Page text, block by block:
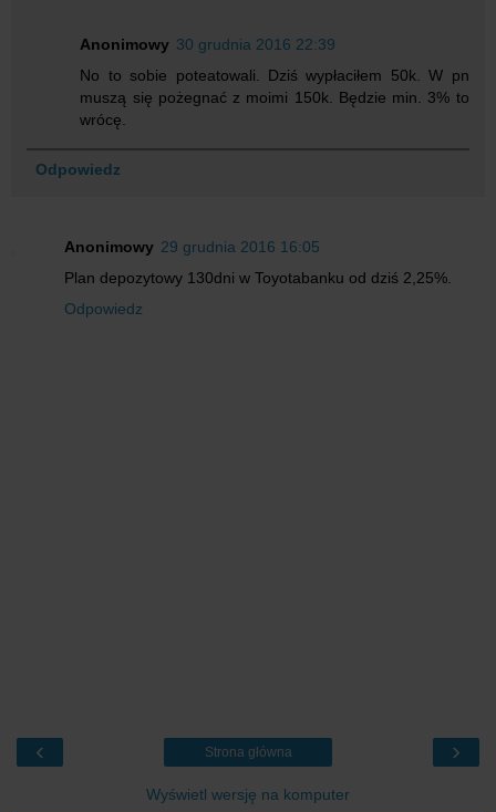
Anonimowy 30 grudnia 2016 22:39
No to sobie poteatowali. Dziś wypłaciłem 50k. W pn
muszą się pożegnać z moimi 150k. Będzie min. 3% to
wrócę.
Odpowiedz
Anonimowy 29 grudnia 2016 16:05
Plan depozytowy 130dni w Toyotabanku od dziś 2,25%.
Odpowiedz
‹ ›
Strona główna
Wyświetl wersję na komputer